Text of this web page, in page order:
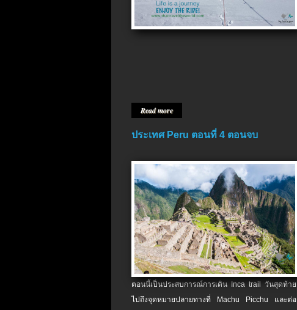
Read more
ประเทศ Peru ตอนที่ 4 ตอนจบ
ตอนนี้เป็นประสบการณ์การเดิน Inca trail วันสุดท้าย
ไปถึงจุดหมายปลายทางที่ Machu Picchu และต่อ